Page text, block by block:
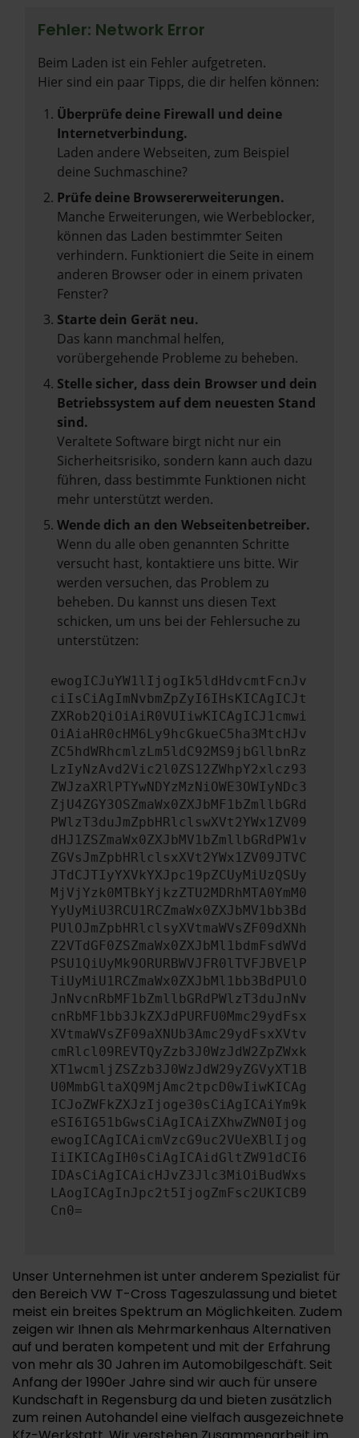
Fehler: Network Error
Beim Laden ist ein Fehler aufgetreten.
Hier sind ein paar Tipps, die dir helfen können:
Überprüfe deine Firewall und deine
Internetverbindung.
Laden andere Webseiten, zum Beispiel
deine Suchmaschine?
Prüfe deine Browsererweiterungen.
Manche Erweiterungen, wie Werbeblocker,
können das Laden bestimmter Seiten
verhindern. Funktioniert die Seite in einem
anderen Browser oder in einem privaten
Fenster?
Starte dein Gerät neu.
Das kann manchmal helfen,
vorübergehende Probleme zu beheben.
Stelle sicher, dass dein Browser und dein
Betriebssystem auf dem neuesten Stand
sind.
Veraltete Software birgt nicht nur ein
Sicherheitsrisiko, sondern kann auch dazu
führen, dass bestimmte Funktionen nicht
mehr unterstützt werden.
Wende dich an den Webseitenbetreiber.
Wenn du alle oben genannten Schritte
versucht hast, kontaktiere uns bitte. Wir
werden versuchen, das Problem zu
beheben. Du kannst uns diesen Text
schicken, um uns bei der Fehlersuche zu
unterstützen:
ewogICJuYW1lIjogIk5ldHdvcmtFcnJv
ciIsCiAgImNvbmZpZyI6IHsKICAgICJt
ZXRob2QiOiAiR0VUIiwKICAgICJ1cmwi
OiAiaHR0cHM6Ly9hcGkueC5ha3MtcHJv
ZC5hdWRhcmlzLm5ldC92MS9jbGllbnRz
LzIyNzAvd2Vic2l0ZS12ZWhpY2xlcz93
ZWJzaXRlPTYwNDYzMzNiOWE3OWIyNDc3
ZjU4ZGY3OSZmaWx0ZXJbMF1bZmllbGRd
PWlzT3duJmZpbHRlclswXVt2YWx1ZV09
dHJ1ZSZmaWx0ZXJbMV1bZmllbGRdPW1v
ZGVsJmZpbHRlclsxXVt2YWx1ZV09JTVC
JTdCJTIyYXVkYXJpc19pZCUyMiUzQSUy
MjVjYzk0MTBkYjkzZTU2MDRhMTA0YmM0
YyUyMiU3RCU1RCZmaWx0ZXJbMV1bb3Bd
PUlOJmZpbHRlclsyXVtmaWVsZF09dXNh
Z2VTdGF0ZSZmaWx0ZXJbMl1bdmFsdWVd
PSU1QiUyMk9ORURBWVJFR0lTVFJBVElP
TiUyMiU1RCZmaWx0ZXJbMl1bb3BdPUlO
JnNvcnRbMF1bZmllbGRdPWlzT3duJnNv
cnRbMF1bb3JkZXJdPURFU0Mmc29ydFsx
XVtmaWVsZF09aXNUb3Amc29ydFsxXVtv
cmRlcl09REVTQyZzb3J0WzJdW2ZpZWxk
XT1wcmljZSZzb3J0WzJdW29yZGVyXT1B
U0MmbGltaXQ9MjAmc2tpcD0wIiwKICAg
ICJoZWFkZXJzIjoge30sCiAgICAiYm9k
eSI6IG51bGwsCiAgICAiZXhwZWN0Ijog
ewogICAgICAicmVzcG9uc2VUeXBlIjog
IiIKICAgIH0sCiAgICAidGltZW91dCI6
IDAsCiAgICAicHJvZ3Jlc3MiOiBudWxs
LAogICAgInJpc2t5IjogZmFsc2UKICB9
Cn0=
Unser Unternehmen ist unter anderem Spezialist für
den Bereich VW T-Cross Tageszulassung und bietet
meist ein breites Spektrum an Möglichkeiten. Zudem
zeigen wir Ihnen als Mehrmarkenhaus Alternativen
auf und beraten kompetent und mit der Erfahrung
von mehr als 30 Jahren im Automobilgeschäft. Seit
Anfang der 1990er Jahre sind wir auch für unsere
Kundschaft in Regensburg da und bieten zusätzlich
zum reinen Autohandel eine vielfach ausgezeichnete